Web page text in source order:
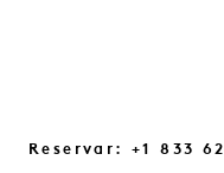
Reservar: +1 833